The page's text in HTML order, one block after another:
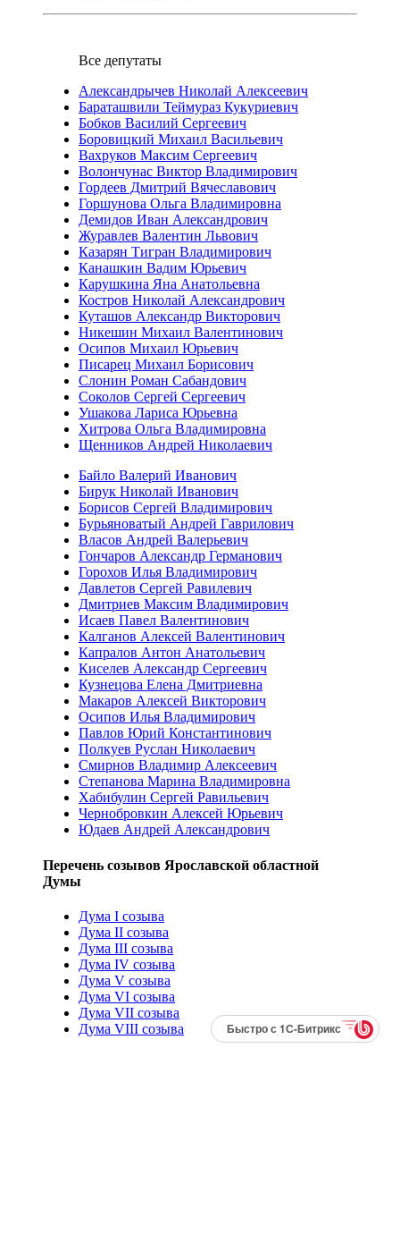
Все депутаты
Александрычев Николай Алексеевич
Бараташвили Теймураз Кукуриевич
Бобков Василий Сергеевич
Боровицкий Михаил Васильевич
Вахруков Максим Сергеевич
Волончунас Виктор Владимирович
Гордеев Дмитрий Вячеславович
Горшунова Ольга Владимировна
Демидов Иван Александрович
Журавлев Валентин Львович
Казарян Тигран Владимирович
Канашкин Вадим Юрьевич
Карушкина Яна Анатольевна
Костров Николай Александрович
Куташов Александр Викторович
Никешин Михаил Валентинович
Осипов Михаил Юрьевич
Писарец Михаил Борисович
Слонин Роман Сабандович
Соколов Сергей Сергеевич
Ушакова Лариса Юрьевна
Хитрова Ольга Владимировна
Щенников Андрей Николаевич
Байло Валерий Иванович
Бирук Николай Иванович
Борисов Сергей Владимирович
Бурьяноватый Андрей Гаврилович
Власов Андрей Валерьевич
Гончаров Александр Германович
Горохов Илья Владимирович
Давлетов Сергей Равилевич
Дмитриев Максим Владимирович
Исаев Павел Валентинович
Калганов Алексей Валентинович
Капралов Антон Анатольевич
Киселев Александр Сергеевич
Кузнецова Елена Дмитриевна
Макаров Алексей Викторович
Осипов Илья Владимирович
Павлов Юрий Константинович
Полкуев Руслан Николаевич
Смирнов Владимир Алексеевич
Степанова Марина Владимировна
Хабибулин Сергей Равильевич
Чернобровкин Алексей Юрьевич
Юдаев Андрей Александрович
Перечень созывов Ярославской областной
Думы
Дума I созыва
Дума II созыва
Дума III созыва
Дума IV созыва
Дума V созыва
Дума VI созыва
Дума VII созыва
Дума VIII созыва
Быстро с 1С-Битрикс